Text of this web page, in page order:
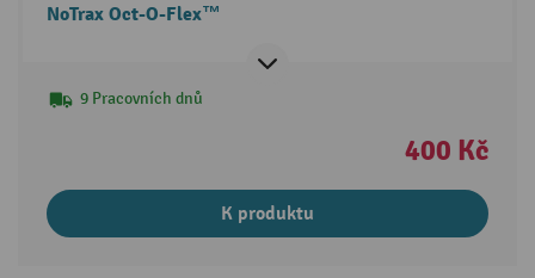
NoTrax Oct-O-Flex™
9 Pracovních dnů
400 Kč
K produktu